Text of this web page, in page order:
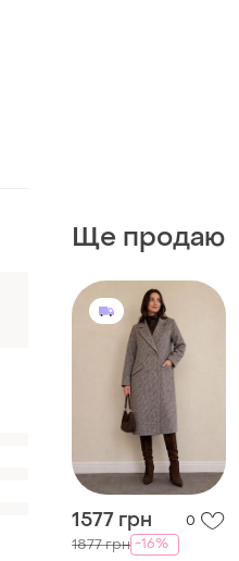
Ще продаю
1577 грн 0
1877 грн -16%